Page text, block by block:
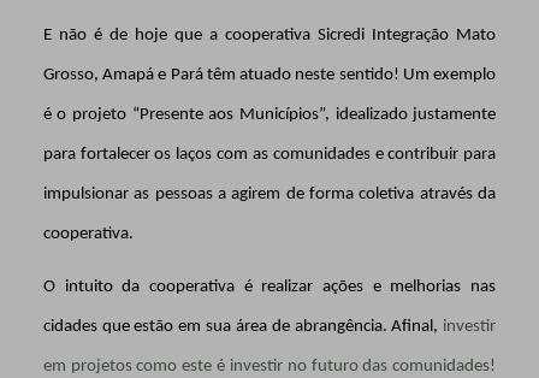
E não é de hoje que a cooperativa Sicredi Integração Mato
Grosso, Amapá e Pará têm atuado neste sentido! Um exemplo
é o projeto “Presente aos Municípios”, idealizado justamente
para fortalecer os laços com as comunidades e contribuir para
impulsionar as pessoas a agirem de forma coletiva através da
cooperativa.
O intuito da cooperativa é realizar ações e melhorias nas
cidades que estão em sua área de abrangência. Afinal, investir
em projetos como este é investir no futuro das comunidades!